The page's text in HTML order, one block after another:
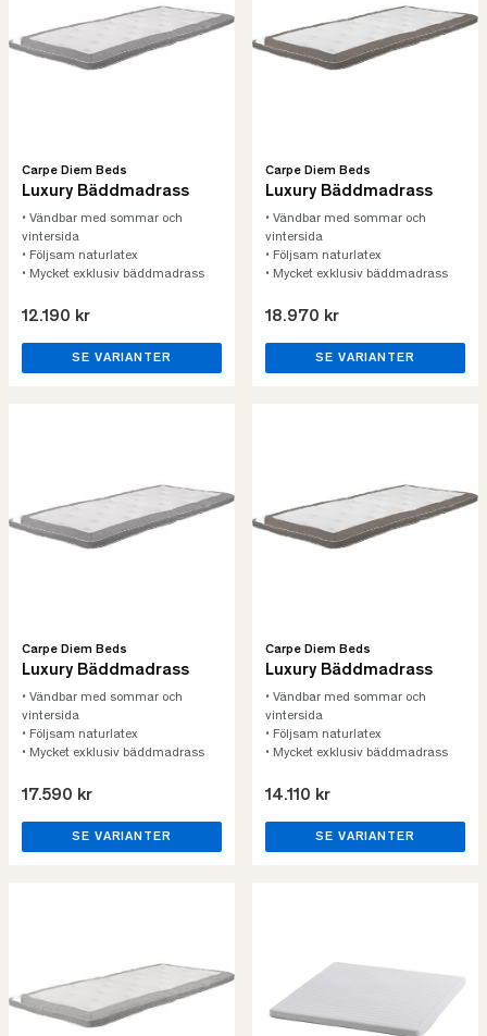
Carpe Diem Beds
Luxury Bäddmadrass
• Vändbar med sommar och
vintersida
• Följsam naturlatex
• Mycket exklusiv bäddmadrass
12.190 kr
SE VARIANTER
Carpe Diem Beds
Luxury Bäddmadrass
• Vändbar med sommar och
vintersida
• Följsam naturlatex
• Mycket exklusiv bäddmadrass
18.970 kr
SE VARIANTER
Carpe Diem Beds
Luxury Bäddmadrass
• Vändbar med sommar och
vintersida
• Följsam naturlatex
• Mycket exklusiv bäddmadrass
17.590 kr
SE VARIANTER
Carpe Diem Beds
Luxury Bäddmadrass
• Vändbar med sommar och
vintersida
• Följsam naturlatex
• Mycket exklusiv bäddmadrass
14.110 kr
SE VARIANTER